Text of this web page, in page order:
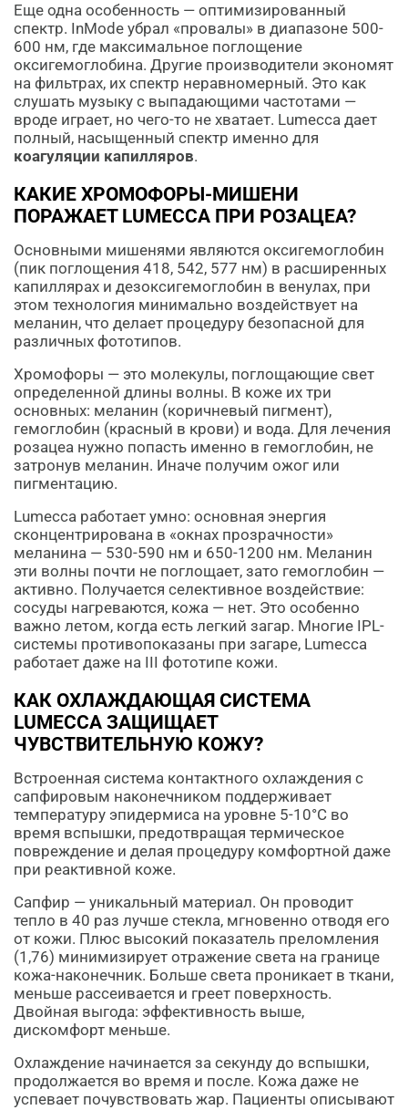
Еще одна особенность — оптимизированный
спектр. InMode убрал «провалы» в диапазоне 500-
600 нм, где максимальное поглощение
оксигемоглобина. Другие производители экономят
на фильтрах, их спектр неравномерный. Это как
слушать музыку с выпадающими частотами —
вроде играет, но чего-то не хватает. Lumecca дает
полный, насыщенный спектр именно для
коагуляции капилляров.
КАКИЕ ХРОМОФОРЫ-МИШЕНИ
ПОРАЖАЕТ LUMECCA ПРИ РОЗАЦЕА?
Основными мишенями являются оксигемоглобин
(пик поглощения 418, 542, 577 нм) в расширенных
капиллярах и дезоксигемоглобин в венулах, при
этом технология минимально воздействует на
меланин, что делает процедуру безопасной для
различных фототипов.
Хромофоры — это молекулы, поглощающие свет
определенной длины волны. В коже их три
основных: меланин (коричневый пигмент),
гемоглобин (красный в крови) и вода. Для лечения
розацеа нужно попасть именно в гемоглобин, не
затронув меланин. Иначе получим ожог или
пигментацию.
Lumecca работает умно: основная энергия
сконцентрирована в «окнах прозрачности»
меланина — 530-590 нм и 650-1200 нм. Меланин
эти волны почти не поглощает, зато гемоглобин —
активно. Получается селективное воздействие:
сосуды нагреваются, кожа — нет. Это особенно
важно летом, когда есть легкий загар. Многие IPL-
системы противопоказаны при загаре, Lumecca
работает даже на III фототипе кожи.
КАК ОХЛАЖДАЮЩАЯ СИСТЕМА
LUMECCA ЗАЩИЩАЕТ
ЧУВСТВИТЕЛЬНУЮ КОЖУ?
Встроенная система контактного охлаждения с
сапфировым наконечником поддерживает
температуру эпидермиса на уровне 5-10°C во
время вспышки, предотвращая термическое
повреждение и делая процедуру комфортной даже
при реактивной коже.
Сапфир — уникальный материал. Он проводит
тепло в 40 раз лучше стекла, мгновенно отводя его
от кожи. Плюс высокий показатель преломления
(1,76) минимизирует отражение света на границе
кожа-наконечник. Больше света проникает в ткани,
меньше рассеивается и греет поверхность.
Двойная выгода: эффективность выше,
дискомфорт меньше.
Охлаждение начинается за секунду до вспышки,
продолжается во время и после. Кожа даже не
успевает почувствовать жар. Пациенты описывают